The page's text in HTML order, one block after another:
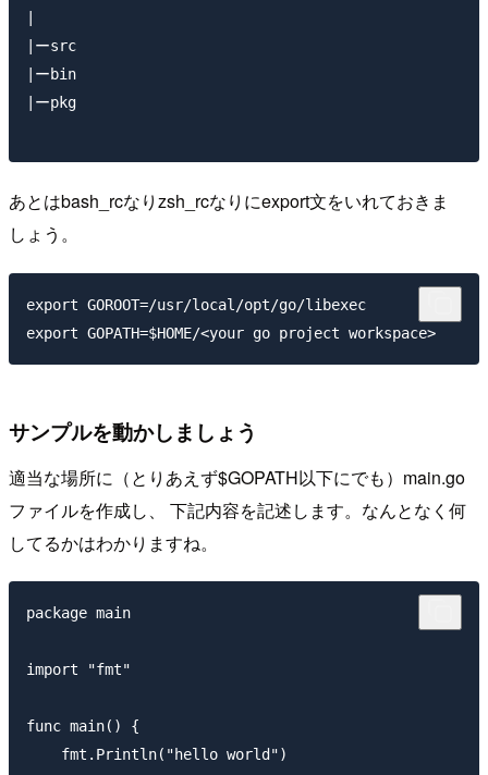
|ーsrc
|ーbin
|ーpkg
あとはbash_rcなりzsh_rcなりにexport文をいれておきま
しょう。
export GOROOT=/usr/local/opt/go/libexec
サンプルを動かしましょう
適当な場所に（とりあえず$GOPATH以下にでも）main.go
ファイルを作成し、 下記内容を記述します。なんとなく何
してるかはわかりますね。
package main
import "fmt"
func main() {
    fmt.Println("hello world")